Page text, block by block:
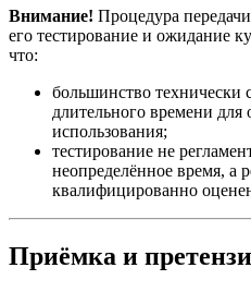
Внимание! Процедура
его тестирование и ожидание
что:
большинство технически
длительного времени для
использования;
тестирование не
неопределённое время, а
квалифицированно
Приёмка и